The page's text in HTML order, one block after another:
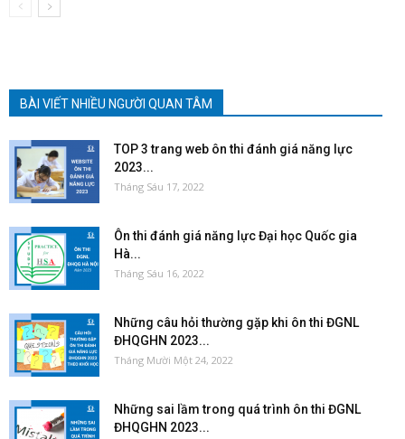
BÀI VIẾT NHIỀU NGƯỜI QUAN TÂM
TOP 3 trang web ôn thi đánh giá năng lực
2023...
Tháng Sáu 17, 2022
Ôn thi đánh giá năng lực Đại học Quốc gia
Hà...
Tháng Sáu 16, 2022
Những câu hỏi thường gặp khi ôn thi ĐGNL
ĐHQGHN 2023...
Tháng Mười Một 24, 2022
Những sai lầm trong quá trình ôn thi ĐGNL
ĐHQGHN 2023...